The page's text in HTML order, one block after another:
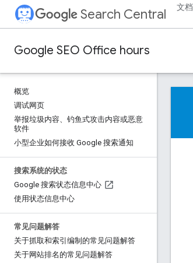
Search Central 文档
Google SEO Office hours
概览
调试网页
举报垃圾内容、钓鱼式攻击内容或恶意
软件
小型企业如何接收 Google 搜索通知
搜索系统的状态
Google 搜索状态信息中心
使用状态信息中心
常见问题解答
关于抓取和索引编制的常见问题解答
关于网站排名的常见问题解答